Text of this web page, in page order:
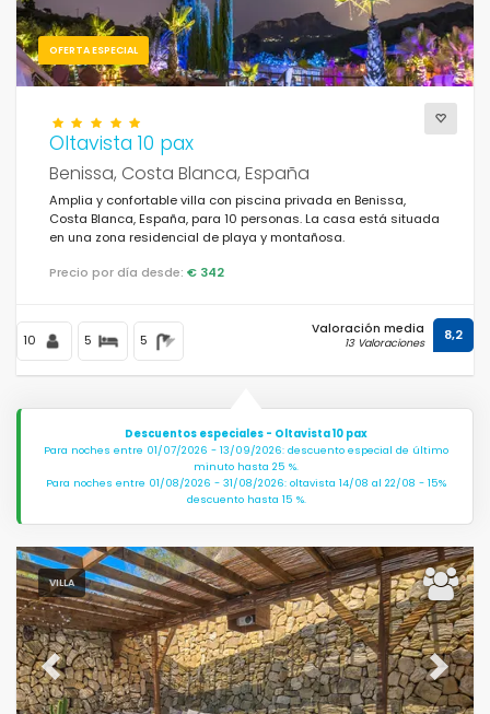
OFERTA ESPECIAL
Oltavista 10 pax
Benissa, Costa Blanca, España
Amplia y confortable villa con piscina privada en Benissa,
Costa Blanca, España, para 10 personas. La casa está situada
en una zona residencial de playa y montañosa.
Precio por día desde: € 342
10 5 5
Valoración media
13 Valoraciones 8,2
Descuentos especiales - Oltavista 10 pax
Para noches entre 01/07/2026 - 13/09/2026: descuento especial de último
minuto hasta 25 %.
Para noches entre 01/08/2026 - 31/08/2026: oltavista 14/08 al 22/08 - 15%
descuento hasta 15 %.
VILLA
Previous Next